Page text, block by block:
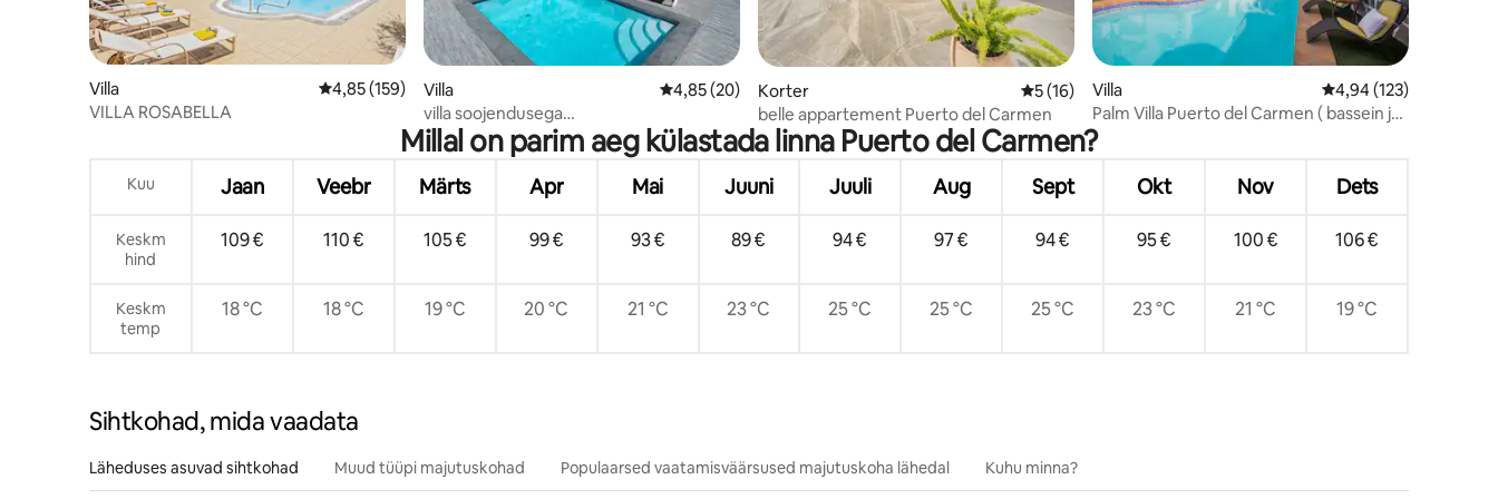
Villa Keskmine hinnang 4,85/5, 159 hinnangut
4,85 (159)
VILLA ROSABELLA
Villa Keskmine hinnang 4,85/5, 20 hinnangut
4,85 (20)
villa soojendusega
basseiniga,konditsioneeriga wifi ja
lõõgastumisega
Korter Keskmine hinnang 5/5, 16 hinnangut
5 (16)
belle appartement Puerto del Carmen
Villa Keskmine hinnang
4,94 (123)
Palm Villa Puerto del Carmen ( bassein ja
mullivann )
Millal on parim aeg külastada linna Puerto del Carmen?
Kuu Jaan Veebr Märts Apr Mai Juuni Juuli Aug Sept Okt Nov Dets
Keskm
hind
109 € 110 € 105 € 99 € 93 € 89 € 94 € 97 € 94 € 95 € 100 € 106 €
Keskm
temp
18 °C 18 °C 19 °C 20 °C 21 °C 23 °C 25 °C 25 °C 25 °C 23 °C 21 °C 19 °C
Sihtkohad, mida vaadata
Läheduses asuvad sihtkohad Muud tüüpi majutuskohad Populaarsed vaatamisväärsused majutuskoha lähedal Kuhu minna?